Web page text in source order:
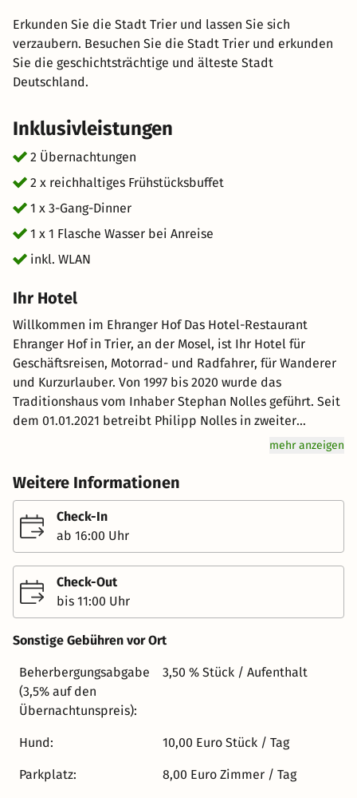
Erkunden Sie die Stadt Trier und lassen Sie sich
verzaubern. Besuchen Sie die Stadt Trier und erkunden
Sie die geschichtsträchtige und älteste Stadt
Deutschland.
Inklusivleistungen
2 Übernachtungen
2 x reichhaltiges Frühstücksbuffet
1 x 3-Gang-Dinner
1 x 1 Flasche Wasser bei Anreise
inkl. WLAN
Ihr Hotel
Willkommen im Ehranger Hof Das Hotel-Restaurant
Ehranger Hof in Trier, an der Mosel, ist Ihr Hotel für
Geschäftsreisen, Motorrad- und Radfahrer, für Wanderer
und Kurzurlauber. Von 1997 bis 2020 wurde das
Traditionshaus vom Inhaber Stephan Nolles geführt. Seit
dem 01.01.2021 betreibt Philipp Nolles in zweiter
Generation das Hotel Restaurant Ehranger Hof. Durch
entfernt, ist es der ideale Ausgangspunkt für Exkursionen
in der ältesten Stadt Deutschlands. Bekannte
Wahrzeichen sind z.B. die Porta Nigra, der Trierer Dom,
die römischen Kaiserthermen oder das antike
Amphitheater. Genießen Sie Ihren Aufenthalt in einem
unserer modernen Zimmer und lernen Sie dabei auch
unsere leckere und täglich frische Küche kennen. Unser
Team freut sich über Ihren Besuch! Die Juniorsuite
(Saunazimmer) Ein ganz besonderes Highlight unseres
Hauses ist die Juniorsuite, das Saunazimmer.
Ausgestattet ist diese großzügig geschnittene Suite mit
einem Wasserbett, einer Eckbadewanne, Dusche und
einer eigenen finnischen Sauna. Schalten Sie den Alltag
Unsere Juniorsuite bietet Ihnen hierfür den perfekten
Rahmen. Tolle Arrangements, speziell für dieses Zimmer,
finden Sie auch auf unserer Homepage.
mehr anzeigen
Weitere Informationen
Check-In
ab 16:00 Uhr
Check-Out
bis 11:00 Uhr
Sonstige Gebühren vor Ort
Beherbergungsabgabe
(3,5% auf den
Übernachtunspreis):
3,50 % Stück / Aufenthalt
Hund: 10,00 Euro Stück / Tag
Parkplatz: 8,00 Euro Zimmer / Tag